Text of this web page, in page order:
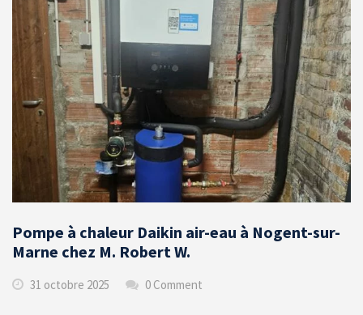
Pompe à chaleur Daikin air-eau à Nogent-sur-
Marne chez M. Robert W.
31 octobre 2025 0 Comment